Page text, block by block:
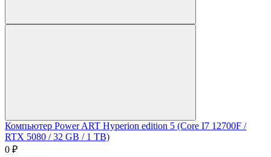
Компьютер Power ART Hyperion edition 5 (Core I7 12700F /
RTX 5080 / 32 GB / 1 TB)
0 ₽